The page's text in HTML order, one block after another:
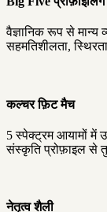
वैज्ञानिक रूप से मान्य
सहमतिशीलता,
कल्चर फ़िट मैच
5 स्पेक्ट्रम आयामों में
संस्कृति प्रोफ़ाइल से
नेतृत्व शैली